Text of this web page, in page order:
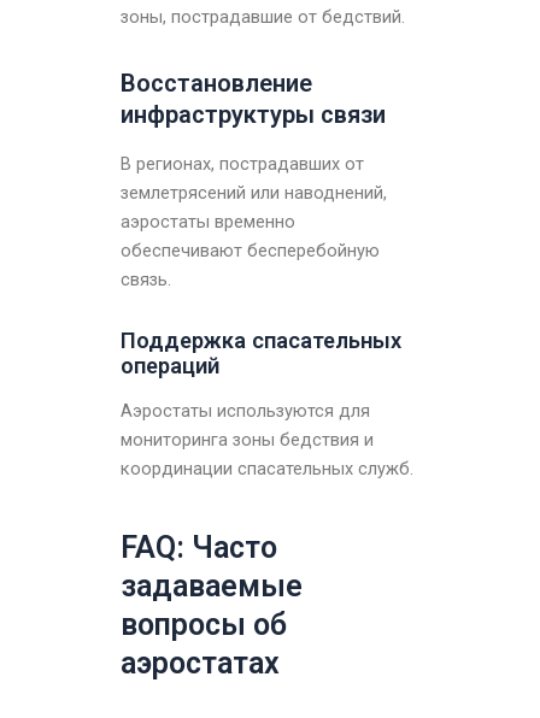
зоны, пострадавшие от бедствий.
Восстановление
инфраструктуры связи
В регионах, пострадавших от
землетрясений или наводнений,
аэростаты временно
обеспечивают бесперебойную
связь.
Поддержка спасательных
операций
Аэростаты используются для
мониторинга зоны бедствия и
координации спасательных служб.
FAQ: Часто
задаваемые
вопросы об
аэростатах